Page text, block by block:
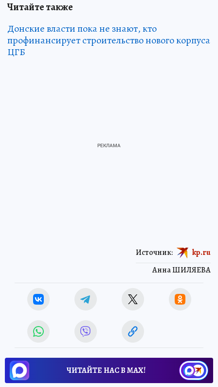
Читайте также
Донские власти пока не знают, кто
профинансирует строительство нового корпуса
ЦГБ
Анна ШИЛЯЕВА
Источник: kp.ru
ЧИТАЙТЕ НАС В МАХ!